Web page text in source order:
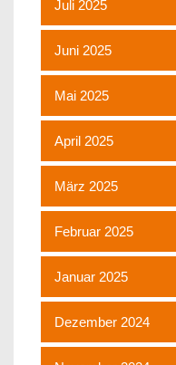
Juli 2025
Juni 2025
Mai 2025
April 2025
März 2025
Februar 2025
Januar 2025
Dezember 2024